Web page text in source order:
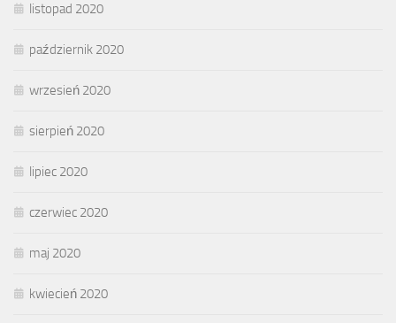
listopad 2020
październik 2020
wrzesień 2020
sierpień 2020
lipiec 2020
czerwiec 2020
maj 2020
kwiecień 2020